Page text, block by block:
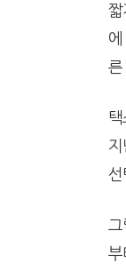
른
선
그
부